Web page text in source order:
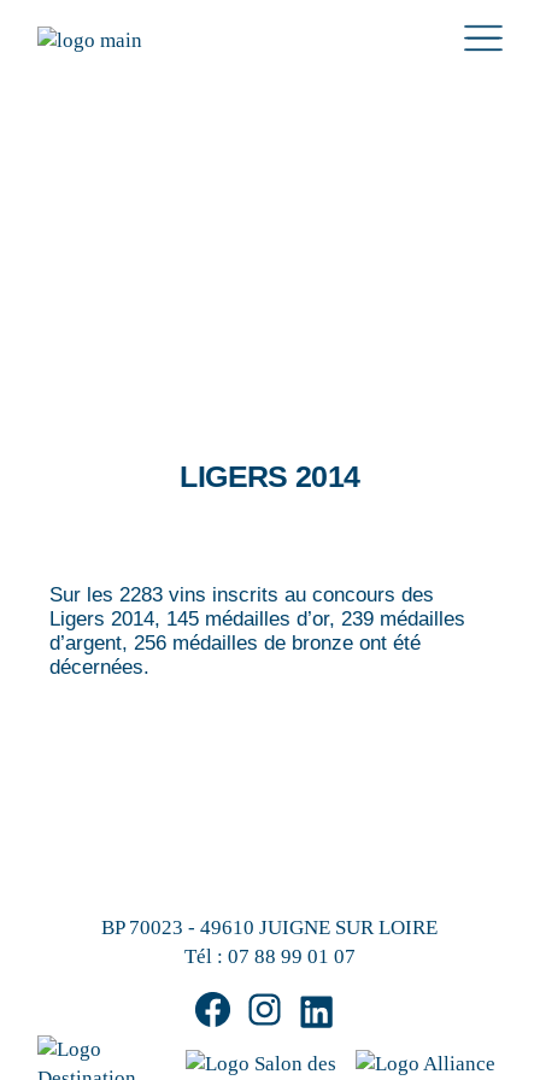
LIGERS 2014
Sur les 2283 vins inscrits au concours des
Ligers 2014, 145 médailles d’or, 239 médailles
d’argent, 256 médailles de bronze ont été
décernées.
BP 70023 - 49610 JUIGNE SUR LOIRE
Tél : 07 88 99 01 07